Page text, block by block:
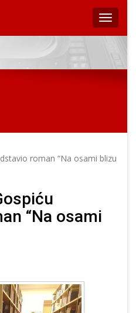
roman “Na osami blizu
“Na osami